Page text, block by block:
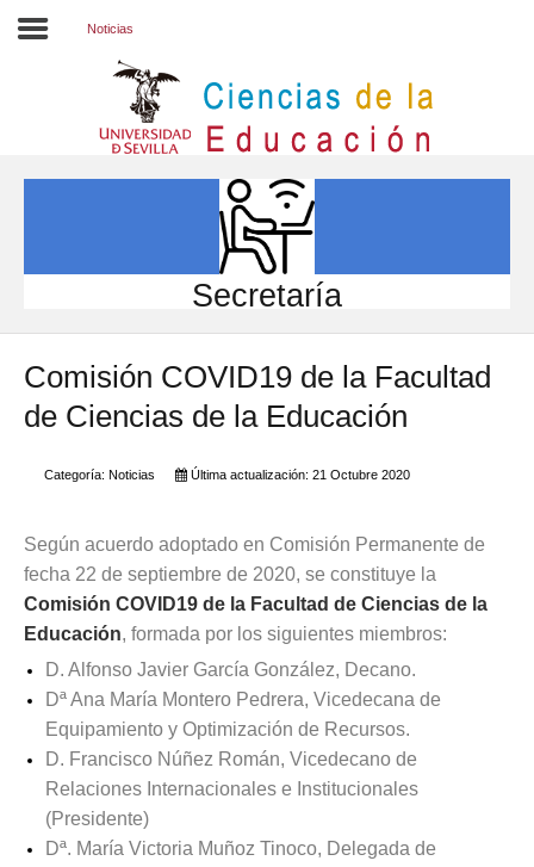
INVESTIGACIÓN
INTERNACIONAL
Directorio FCCE
Noticias
Secretaría
Comisión COVID19 de la Facultad
de Ciencias de la Educación
Categoría: Noticias Última actualización: 21 Octubre 2020
Según acuerdo adoptado en Comisión Permanente de
fecha 22 de septiembre de 2020, se constituye la
Comisión COVID19 de la Facultad de Ciencias de la
Educación, formada por los siguientes miembros:
D. Alfonso Javier García González, Decano.
Dª Ana María Montero Pedrera, Vicedecana de
Equipamiento y Optimización de Recursos.
D. Francisco Núñez Román, Vicedecano de
Relaciones Internacionales e Institucionales
(Presidente)
Dª. María Victoria Muñoz Tinoco, Delegada de